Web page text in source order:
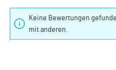
Keine Bewertungen
mit anderen.